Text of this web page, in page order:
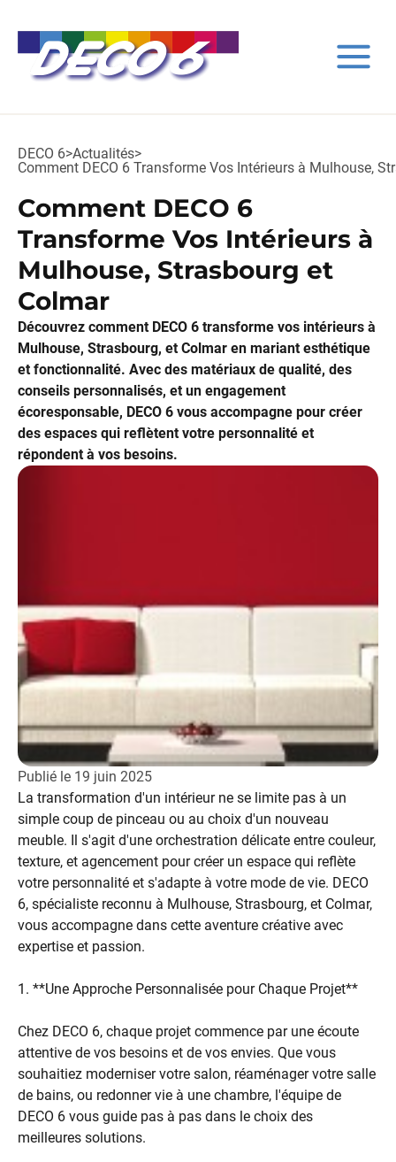
DECO 6>Actualités>
Comment DECO 6 Transforme Vos Intérieurs à Mulhouse,
Comment DECO 6
Transforme Vos Intérieurs à
Mulhouse, Strasbourg et
Colmar
Découvrez comment DECO 6 transforme vos intérieurs à
Mulhouse, Strasbourg, et Colmar en mariant esthétique
et fonctionnalité. Avec des matériaux de qualité, des
conseils personnalisés, et un engagement
écoresponsable, DECO 6 vous accompagne pour créer
des espaces qui reflètent votre personnalité et
répondent à vos besoins.
Publié le 19 juin 2025
La transformation d'un intérieur ne se limite pas à un
simple coup de pinceau ou au choix d'un nouveau
meuble. Il s'agit d'une orchestration délicate entre couleur,
texture, et agencement pour créer un espace qui reflète
votre personnalité et s'adapte à votre mode de vie. DECO
6, spécialiste reconnu à Mulhouse, Strasbourg, et Colmar,
vous accompagne dans cette aventure créative avec
expertise et passion.
1. **Une Approche Personnalisée pour Chaque Projet**
Chez DECO 6, chaque projet commence par une écoute
attentive de vos besoins et de vos envies. Que vous
souhaitiez moderniser votre salon, réaménager votre salle
de bains, ou redonner vie à une chambre, l'équipe de
DECO 6 vous guide pas à pas dans le choix des
meilleures solutions.